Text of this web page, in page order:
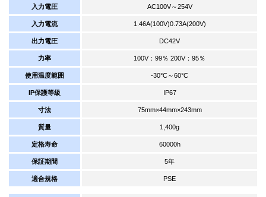
入力電圧 AC100V～254V
入力電流 1.46A(100V)0.73A(200V)
出力電圧 DC42V
力率 100V：99％ 200V：95％
使用温度範囲 -30°C～60°C
IP保護等級 IP67
寸法 75mm×44mm×243mm
質量 1,400g
定格寿命 60000h
保証期間 5年
適合規格 PSE